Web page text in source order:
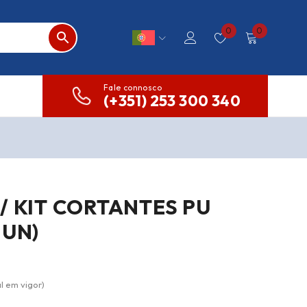
0 0
Fale connosco
(+351) 253 300 340
KIT CORTANTES PU
em vigor)